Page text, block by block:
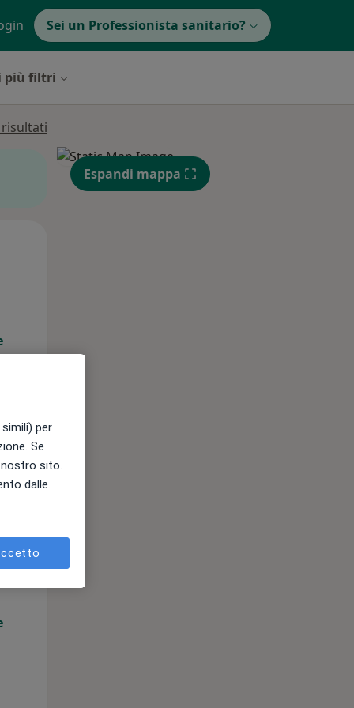
Sei un Professionista sanitario?
più filtri
11 Ago
Espandi mappa
per
Se
sito.
dalle